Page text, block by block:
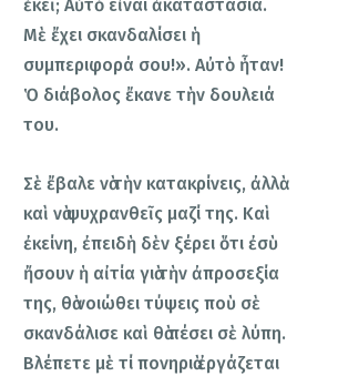
ἐκεῖ; Αὐτὸ εἶναι ἀκαταστασία.
Μὲ ἔχει σκανδαλίσει ἡ
συμπεριφορά σου!». Αὐτὸ ἦταν!
Ὁ διάβολος ἔκανε τὴν δουλειά
του.
Σὲ ἔβαλε νὰ τὴν κατακρίνεις, ἀλλὰ
καὶ νὰ ψυχρανθεῖς μαζί της. Καὶ
ἐκείνη, ἐπειδὴ δὲν ξέρει ὅτι ἐσὺ
ἤσουν ἡ αἰτία γιὰ τὴν ἀπροσεξία
της, θὰ νοιώθει τύψεις ποὺ σὲ
σκανδάλισε καὶ θὰ πέσει σὲ λύπη.
Βλέπετε μὲ τί πονηριὰ ἐργάζεται